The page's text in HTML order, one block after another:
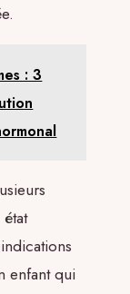
: 3
enfant qui